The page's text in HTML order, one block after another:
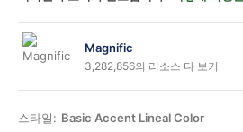
Magnific
3,282,856의 리소스 다 보기
스타일: Basic Accent Lineal Color